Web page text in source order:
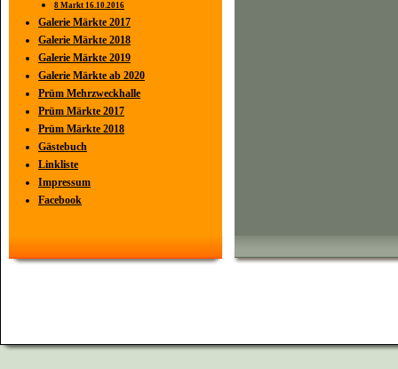
8 Markt 16.10.2016
Galerie Märkte 2017
Galerie Märkte 2018
Galerie Märkte 2019
Galerie Märkte ab 2020
Prüm Mehrzweckhalle
Prüm Märkte 2017
Prüm Märkte 2018
Gästebuch
Linkliste
Impressum
Facebook